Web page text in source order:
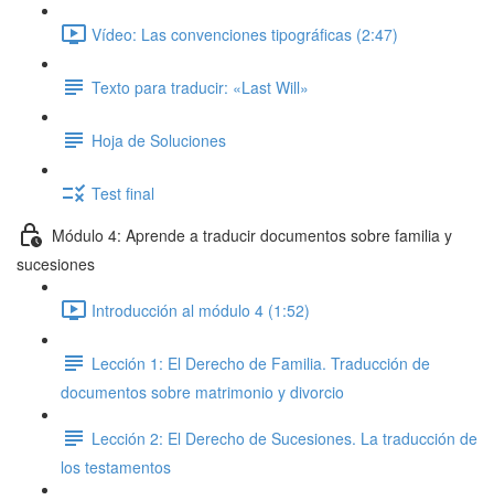
Vídeo: Las convenciones tipográficas (2:47)
Texto para traducir: «Last Will»
Hoja de Soluciones
Test final
Módulo 4: Aprende a traducir documentos sobre familia y
sucesiones
Introducción al módulo 4 (1:52)
Lección 1: El Derecho de Familia. Traducción de
documentos sobre matrimonio y divorcio
Lección 2: El Derecho de Sucesiones. La traducción de
los testamentos